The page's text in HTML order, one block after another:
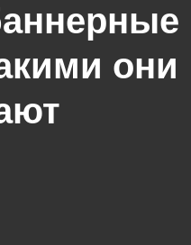
они